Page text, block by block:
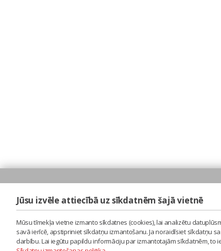
Jūsu izvēle attiecībā uz sīkdatnēm šajā vietnē
Mūsu tīmekļa vietne izmanto sīkdatnes (cookies), lai analizētu
savā ierīcē, apstipriniet sīkdatņu izmantošanu. Ja noraidīsiet sīkdatņu
darbību. Lai iegūtu papildu informāciju par izmantotajām sīkdatnēm,